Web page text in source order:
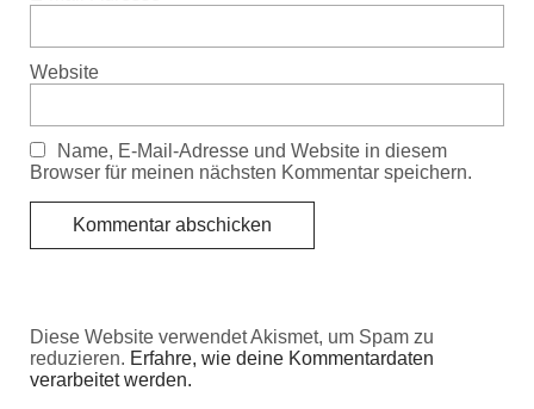
Website
Name, E-Mail-Adresse und Website in diesem
Browser für meinen nächsten Kommentar speichern.
Diese Website verwendet Akismet, um Spam zu
reduzieren. Erfahre, wie deine Kommentardaten
verarbeitet werden.